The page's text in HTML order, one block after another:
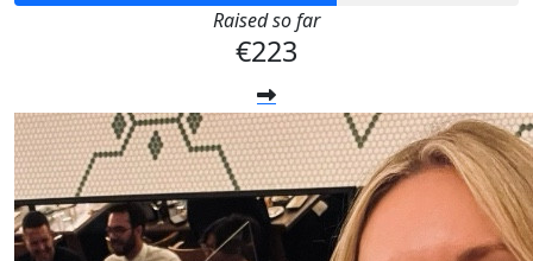
Raised so far
€223